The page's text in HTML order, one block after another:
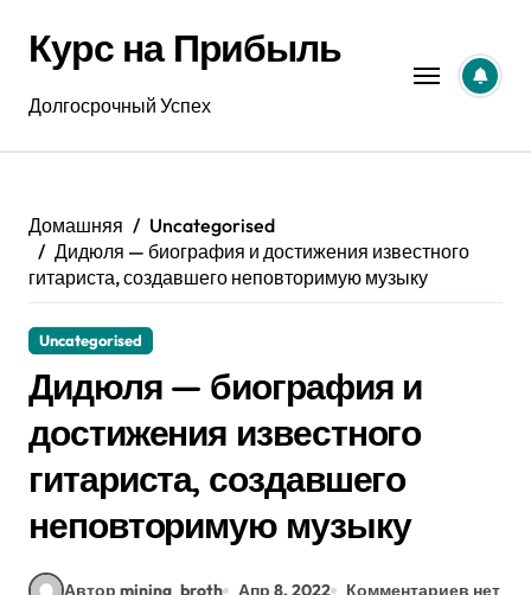
содержанию
Курс на Прибыль
Долгосрочный Успех
Домашняя
Uncategorised
Дидюля — биография и достижения известного
гитариста, создавшего неповторимую музыку
Uncategorised
Дидюля — биография и
достижения известного
гитариста, создавшего
неповторимую музыку
Автор mining_broth Апр 8, 2022 Комментариев нет